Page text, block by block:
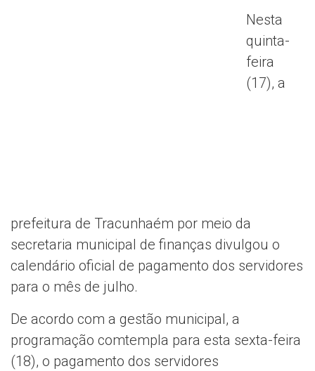
Nesta
quinta-
feira
(17), a
prefeitura de Tracunhaém por meio da
secretaria municipal de finanças divulgou o
calendário oficial de pagamento dos servidores
para o mês de julho.
De acordo com a gestão municipal, a
programação comtempla para esta sexta-feira
(18), o pagamento dos servidores